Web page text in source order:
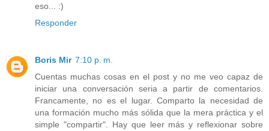
eso... :)
Responder
Boris Mir 7:10 p. m.
Cuentas muchas cosas en el post y no me veo capaz de
iniciar una conversación seria a partir de comentarios.
Francamente, no es el lugar. Comparto la necesidad de
una formación mucho más sólida que la mera práctica y el
simple "compartir". Hay que leer más y reflexionar sobre